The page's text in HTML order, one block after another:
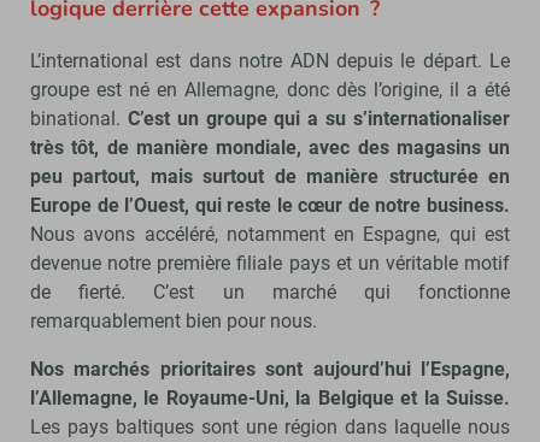
logique derrière cette expansion ?
L’international est dans notre ADN depuis le départ. Le
groupe est né en Allemagne, donc dès l’origine, il a été
binational. C’est un groupe qui a su s’internationaliser
très tôt, de manière mondiale, avec des magasins un
peu partout, mais surtout de manière structurée en
Europe de l’Ouest, qui reste le cœur de notre business.
Nous avons accéléré, notamment en Espagne, qui est
devenue notre première filiale pays et un véritable motif
de fierté. C’est un marché qui fonctionne
remarquablement bien pour nous.
Nos marchés prioritaires sont aujourd’hui l’Espagne,
l’Allemagne, le Royaume-Uni, la Belgique et la Suisse.
Les pays baltiques sont une région dans laquelle nous